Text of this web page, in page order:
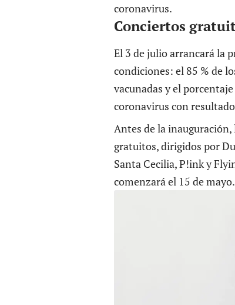
coronavirus.
Conciertos
El 3 de julio arrancará la
condiciones: el 85 % de
vacunadas y el
coronavirus con
Antes de la inauguración,
gratuitos, dirigidos por
Santa Cecilia, P!ink y
comenzará el 15 de mayo.